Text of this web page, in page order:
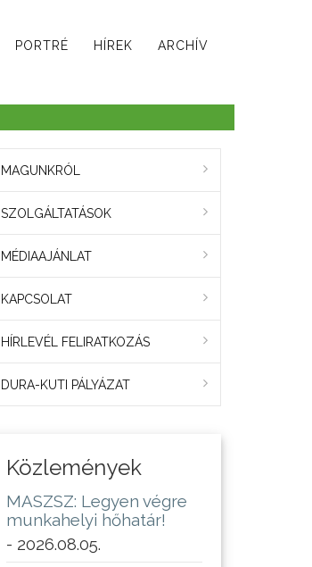
PORTRÉ HÍREK ARCHÍV
MAGUNKRÓL
SZOLGÁLTATÁSOK
MÉDIAAJÁNLAT
KAPCSOLAT
HÍRLEVÉL FELIRATKOZÁS
DURA-KUTI PÁLYÁZAT
Közlemények
MASZSZ: Legyen végre
munkahelyi hőhatár!
- 2026.08.05.